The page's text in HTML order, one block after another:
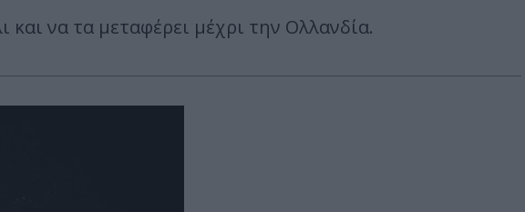
να τα μεταφέρει μέχρι την Ολλανδία.